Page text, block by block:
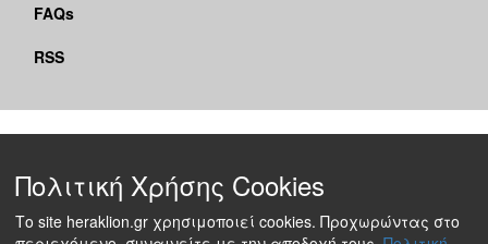
FAQs
RSS
Πολιτική Χρήσης Cookies
Το site heraklion.gr χρησιμοποιεί cookies. Προχωρώντας στο